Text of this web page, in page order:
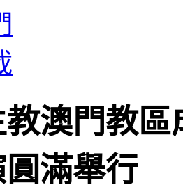
澳門教區
滿舉行